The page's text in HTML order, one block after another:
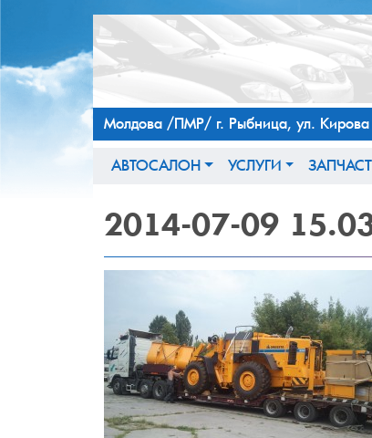
Молдова /ПМР/ г. Рыбница, ул.
АВТОСАЛОН УСЛУГИ
2014-07-09